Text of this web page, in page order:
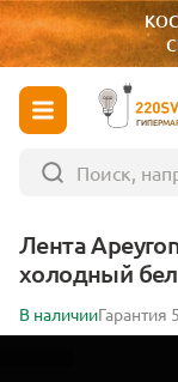
Лента
холодный
В наличииГарантия